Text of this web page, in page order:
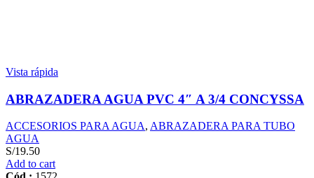
Vista rápida
ABRAZADERA AGUA PVC 4″ A 3/4 CONCYSSA
ACCESORIOS PARA AGUA, ABRAZADERA PARA TUBO
AGUA
S/19.50
Add to cart